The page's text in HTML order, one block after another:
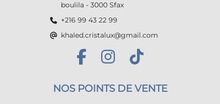
boulila - 3000 Sfax
+216 99 43 22 99
khaled.cristalux@gmail.com
NOS POINTS DE VENTE